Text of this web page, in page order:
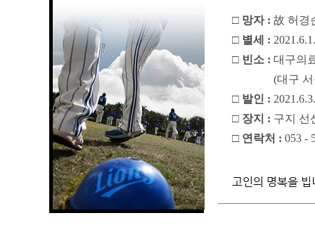
□ 망자 : 故 허경
□ 별세 :
□ 빈소 : 대구의
(대구
□ 발인 :
□ 장지 : 구지 선
□ 연락처 : 053 -
고인의 명복을 빕